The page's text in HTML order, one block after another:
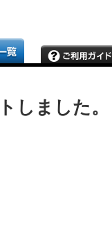
しました。